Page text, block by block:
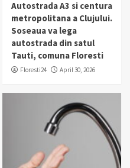
Autostrada A3 si centura
metropolitana a Clujului.
Soseaua va lega
autostrada din satul
Tauti, comuna Floresti
Floresti24 April 30, 2026